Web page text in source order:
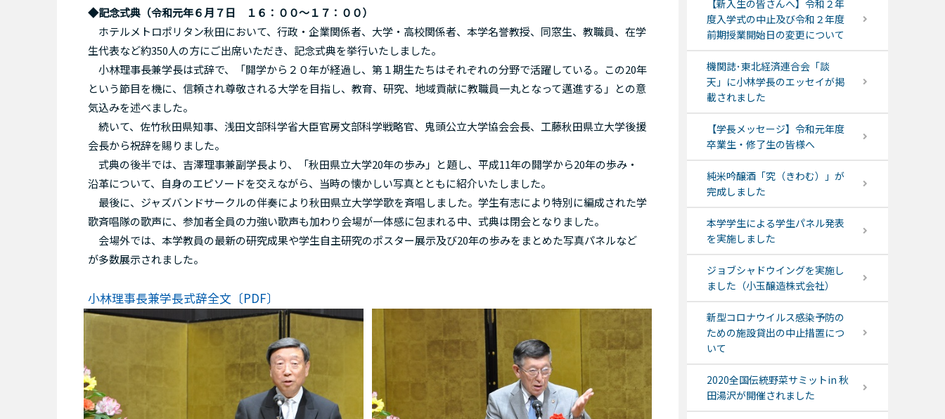
◆記念式典（令和元年６月７日 １６：００～１７：００）
ホテルメトロポリタン秋田において、行政・企業関係者、大学・高校関係者、本学名誉教授、同窓生、教職員、在学
生代表など約350人の方にご出席いただき、記念式典を挙行いたしました。
小林理事長兼学長は式辞で、「開学から２０年が経過し、第１期生たちはそれぞれの分野で活躍している。この20年
という節目を機に、信頼され尊敬される大学を目指し、教育、研究、地域貢献に教職員一丸となって邁進する」との意
気込みを述べました。
続いて、佐竹秋田県知事、浅田文部科学省大臣官房文部科学戦略官、鬼頭公立大学協会会長、工藤秋田県立大学後援
会長から祝辞を賜りました。
式典の後半では、吉澤理事兼副学長より、「秋田県立大学20年の歩み」と題し、平成11年の開学から20年の歩み・
沿革について、自身のエピソードを交えながら、当時の懐かしい写真とともに紹介いたしました。
最後に、ジャズバンドサークルの伴奏により秋田県立大学学歌を斉唱しました。学生有志により特別に編成された学
歌斉唱隊の歌声に、参加者全員の力強い歌声も加わり会場が一体感に包まれる中、式典は閉会となりました。
会場外では、本学教員の最新の研究成果や学生自主研究のポスター展示及び20年の歩みをまとめた写真パネルなど
が多数展示されました。
小林理事長兼学長式辞全文〔PDF〕
【新入生の皆さんへ】令和２年
度入学式の中止及び令和２年度
前期授業開始日の変更について
機関誌･東北経済連合会「談
天」に小林学長のエッセイが掲
載されました
【学長メッセージ】令和元年度
卒業生・修了生の皆様へ
純米吟醸酒「究（きわむ）」が
完成しました
本学学生による学生パネル発表
を実施しました
ジョブシャドウイングを実施し
ました（小玉醸造株式会社）
新型コロナウイルス感染予防の
ための施設貸出の中止措置につ
いて
2020全国伝統野菜サミットin 秋
田湯沢が開催されました